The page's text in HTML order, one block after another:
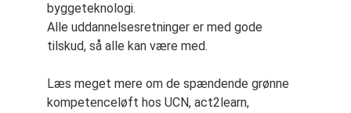
byggeteknologi.
Alle uddannelsesretninger er med gode
tilskud, så alle kan være med.
Læs meget mere om de spændende grønne
kompetenceløft hos UCN, act2learn,